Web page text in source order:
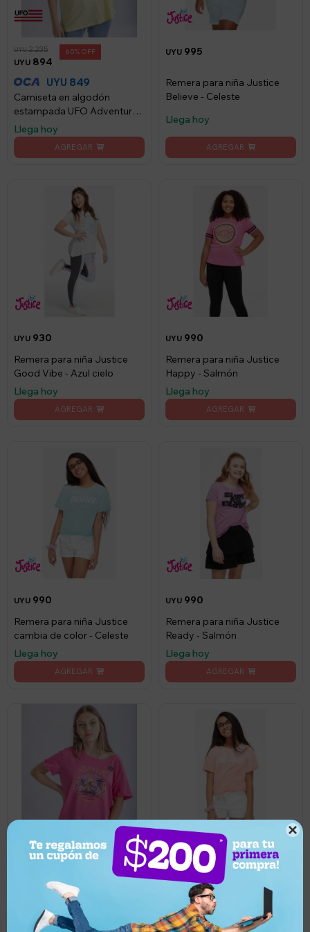

UYU 894
UYU2.235 60
UYU 849
Camiseta en algodón
estampada UFO Adventure
amarilla - Amarillo
Llega hoy
UYU 995
Remera para niña Justice
Believe - Celeste
Llega hoy
UYU 930
Remera para niña Justice
Good Vibe - Azul cielo
Llega hoy
UYU 990
Remera para niña Justice
Happy - Salmón
Llega hoy
UYU 990
Remera para niña Justice
cambia de color - Celeste
Llega hoy
UYU 990
Remera para niña Justice
Ready - Salmón
Llega hoy
2.235 60
UYU849
Camiseta en algodón
estampada UFO Adventure
UYU 990
Remera para niña Justice
cambio de color - Salmón